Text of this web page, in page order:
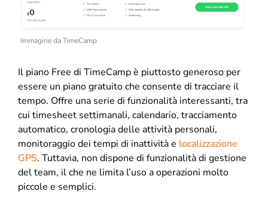
Immagine da TimeCamp
Il piano Free di TimeCamp è piuttosto generoso per
essere un piano gratuito che consente di tracciare il
tempo. Offre una serie di funzionalità interessanti, tra
cui timesheet settimanali, calendario, tracciamento
automatico, cronologia delle attività personali,
monitoraggio dei tempi di inattività e localizzazione
GPS. Tuttavia, non dispone di funzionalità di gestione
del team, il che ne limita l’uso a operazioni molto
piccole e semplici.